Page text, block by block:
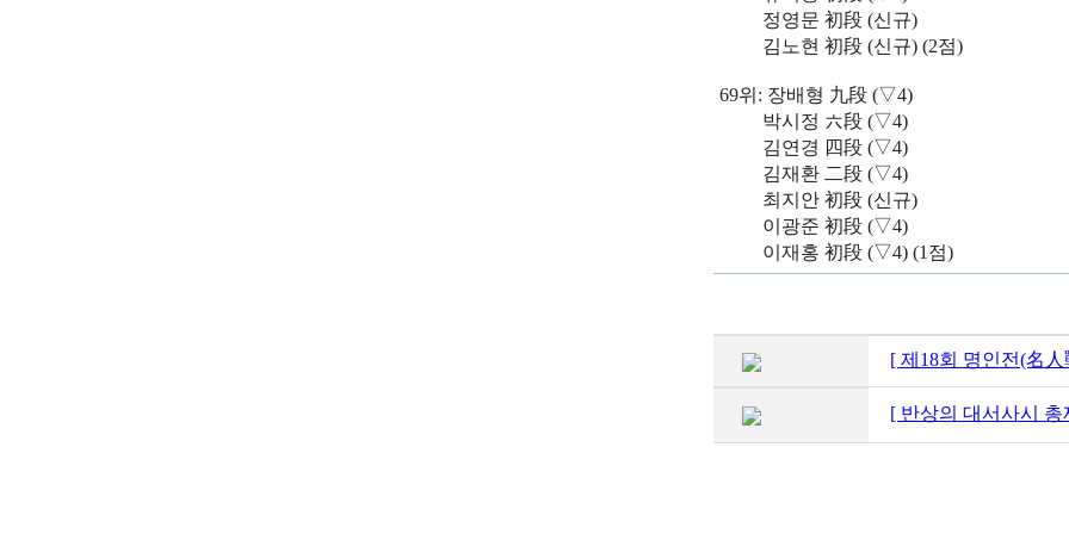
정영문 初段 (신규)
김노현 初段 (신규) (2점)
69위: 장배형 九段 (▽4)
박시정 六段 (▽4)
김연경 四段 (▽4)
김재환 二段 (▽4)
최지안 初段 (신규)
이광준 初段 (▽4)
이재홍 初段 (▽4) (1점)
[ 제18회 명인전(名
[ 반상의 대서사시